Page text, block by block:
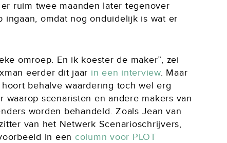
ruim twee maanden later tegenover
ingaan, omdat nog onduidelijk is wat er
omroep. En ik koester de maker”, zei
eerder dit jaar in een interview. Maar
behalve waardering toch wel erg
waarop scenaristen en andere makers van
worden behandeld. Zoals Jean van
van het Netwerk Scenarioschrijvers,
in een column voor PLOT